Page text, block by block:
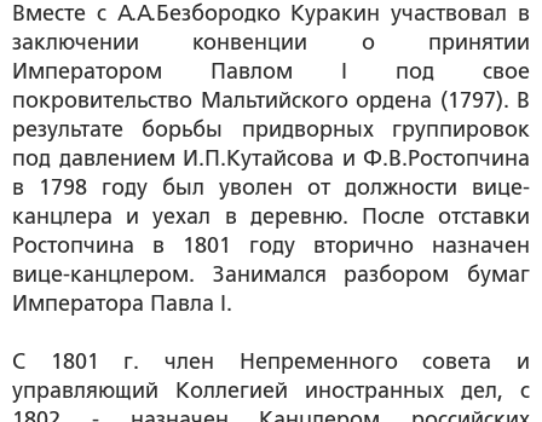
Вместе с А.А.Безбородко Куракин участвовал в
заключении конвенции о принятии
Императором Павлом I под свое
покровительство Мальтийского ордена (1797). В
результате борьбы придворных группировок
под давлением И.П.Кутайсова и Ф.В.Ростопчина
в 1798 году был уволен от должности вице-
канцлера и уехал в деревню. После отставки
Ростопчина в 1801 году вторично назначен
вице-канцлером. Занимался разбором бумаг
Императора Павла I.
С 1801 г. член Непременного совета и
управляющий Коллегией иностранных дел, с